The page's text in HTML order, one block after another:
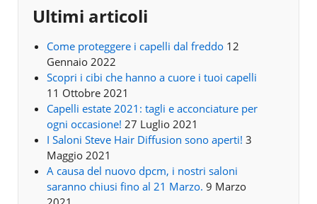
Ultimi articoli
Come proteggere i capelli dal freddo 12
Gennaio 2022
Scopri i cibi che hanno a cuore i tuoi capelli
11 Ottobre 2021
Capelli estate 2021: tagli e acconciature per
ogni occasione! 27 Luglio 2021
I Saloni Steve Hair Diffusion sono aperti! 3
Maggio 2021
A causa del nuovo dpcm, i nostri saloni
saranno chiusi fino al 21 Marzo. 9 Marzo